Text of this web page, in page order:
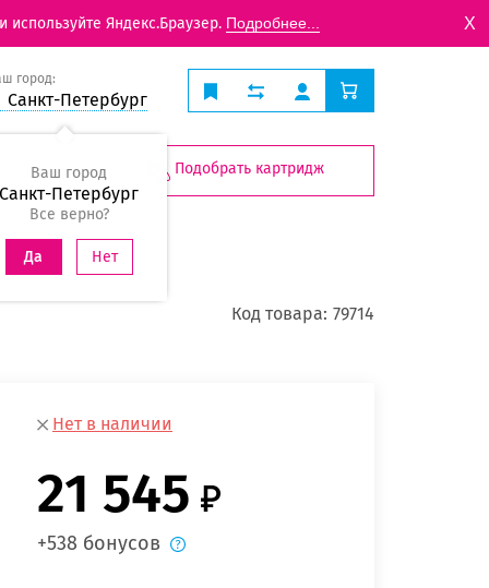
Яндекс.Браузер. Подробнее... X
город:
Санкт-Петербург
Ваш город
Санкт-Петербург
Все верно?
Да Нет
Подобрать картридж
Код товара: 79714
Нет в наличии
21 545
+538 бонусов